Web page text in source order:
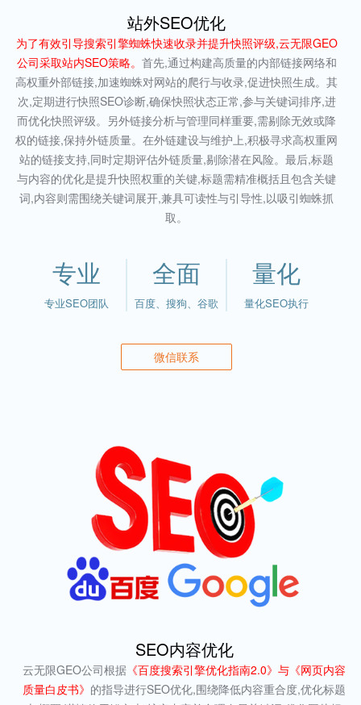
站外SEO优化
为了有效引导搜索引擎蜘蛛快速收录并提升快照评级,云无限GEO
公司采取站内SEO策略。 首先,通过构建高质量的内部链接网络和
高权重外部链接,加速蜘蛛对网站的爬行与收录,促进快照生成。其
次,定期进行快照SEO诊断,确保快照状态正常,参与关键词排序,进
而优化快照评级。另外链接分析与管理同样重要,需剔除无效或降
权的链接,保持外链质量。在外链建设与维护上,积极寻求高权重网
站的链接支持,同时定期评估外链质量,剔除潜在风险。最后,标题
与内容的优化是提升快照权重的关键,标题需精准概括且包含关键
词,内容则需围绕关键词展开,兼具可读性与引导性,以吸引蜘蛛抓
取。
专业
专业SEO团队
全面
百度、搜狗、谷歌
量化
量化SEO执行
微信联系
SEO内容优化
云无限GEO公司根据 《百度搜索引擎优化指南2.0》与《网页内容
质量白皮书》 的指导进行SEO优化,围绕降低内容重合度,优化标题